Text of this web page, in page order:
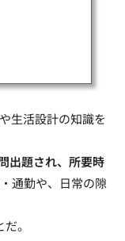
生活設計の知識を
出題され、所要時
通勤や、日常の隙
。